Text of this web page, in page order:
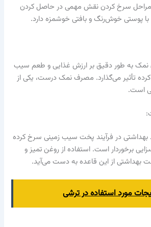
سرخ کردن نقش مهمی در حاصل کردن
پوستی خوش‌رنگ و بافتی خوشمزه دارد.
نمک به طور دقیق بر ارزش غذایی و طعم سیب
تأثیر می‌گذارد. مصرف نمک درست، یکی از
است.
در فرآیند پخت سیب زمینی سرخ کرده
برخوردار است. استفاده از روغن تمیز و
بهداشتی از این قاعده به دست می‌آید.
مورد استفاده در ترشی